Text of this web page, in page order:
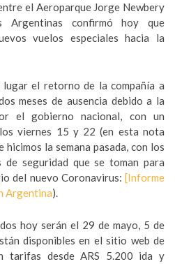
el Aeroparque Jorge Newbery
Argentinas confirmó hoy que
vuelos especiales hacia la
el retorno de la compañía a
meses de ausencia debido a la
el gobierno nacional, con un
viernes 15 y 22 (en esta nota
la semana pasada, con los
de seguridad que se toman para
del nuevo Coronavirus: [Informe
Argentina).
hoy serán el 29 de mayo, 5 de
disponibles en el sitio web de
tarifas desde ARS 5.200 ida y